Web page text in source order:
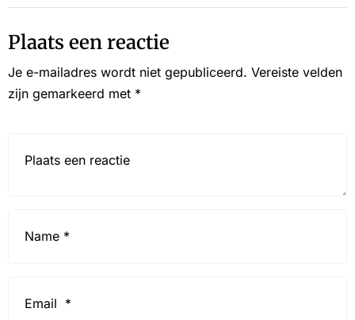
Plaats een reactie
Je e-mailadres wordt niet gepubliceerd. Vereiste velden
zijn gemarkeerd met *